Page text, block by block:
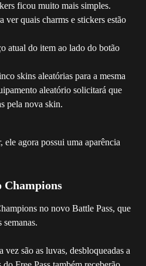
ficou muito mais simples.
ver quais charms e stickers estão
atual do item ao lado do botão
skins aleatórias para a mesma
aleatório solicitará que
pela nova skin.
agora possui uma aparência
Champions
no novo Battle Pass, que
são as luvas, desbloqueadas a